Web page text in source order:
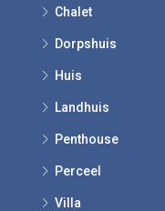
Chalet
Dorpshuis
Huis
Landhuis
Penthouse
Perceel
Villa